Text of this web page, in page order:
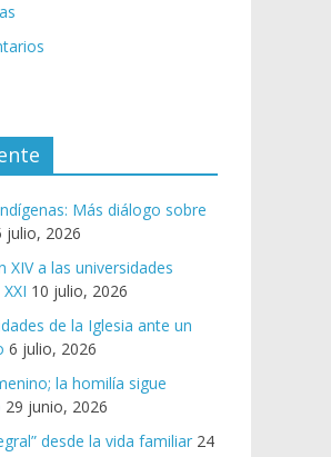
Más diálogo sobre
julio, 2026
XIV a las universidades
10 julio, 2026
de la Iglesia ante un
6 julio, 2026
la homilía sigue
29 junio, 2026
desde la vida familiar 24